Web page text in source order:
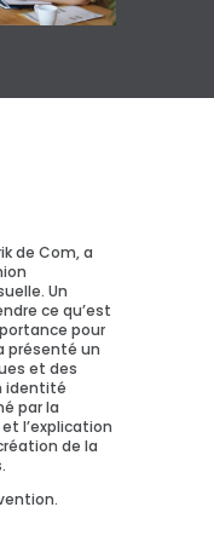
de Com, a
Un
ce qu’est
pour
présenté un
et des
identité
par la
l’explication
de la